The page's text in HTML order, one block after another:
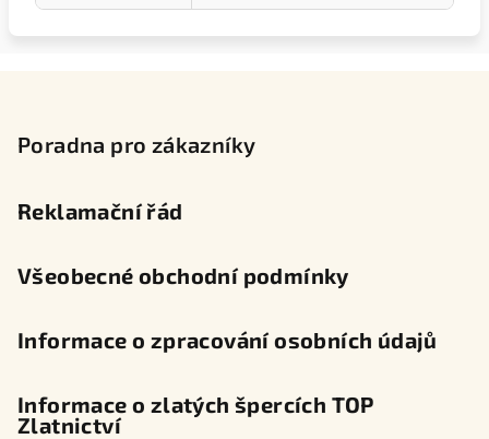
Poradna pro zákazníky
Reklamační řád
Všeobecné obchodní podmínky
Informace o zpracování osobních údajů
Informace o zlatých špercích TOP
Zlatnictví